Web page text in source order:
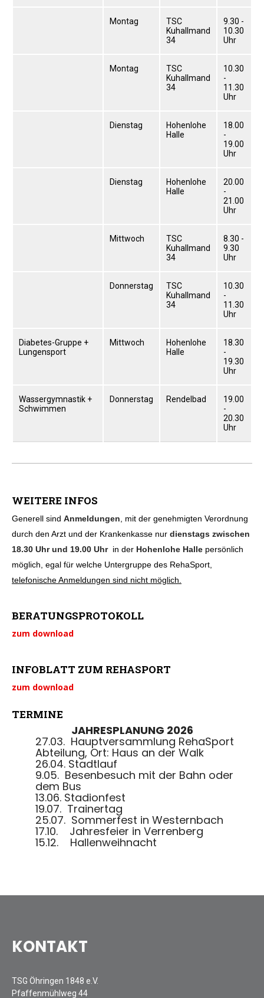
12. Kinder-Sport-Spiele 2024
Mitarbeiterfest 2023
Mitarbeiterfest 2022
Sommernachtsfest 2022
Sommernachtsfest 2019
10. Kinder-Sport-Spiele 2022
Sportabzeichenehrung 2021
Sportabzeichenehrung 2018
Mitarbeiterfest 2018
Seniorennachmittag 2018
9. Kinder-Sport-Spiele 2018
Öhringer Stadtlauf 2018
Archiv 2016
Archiv 2015
Montag
TSC
Kuhallmand
34
9.30 -
10.30
Uhr
Montag
TSC
Kuhallmand
34
10.30
-
11.30
Uhr
Dienstag
Hohenlohe
Halle
18.00
-
19.00
Uhr
Dienstag
Hohenlohe
Halle
20.00
-
21.00
Uhr
Mittwoch
TSC
Kuhallmand
34
8.30 -
9.30
Uhr
Donnerstag
TSC
Kuhallmand
34
10.30
-
11.30
Uhr
Diabetes-Gruppe +
Lungensport
Mittwoch
Hohenlohe
Halle
18.30
-
19.30
Uhr
Wassergymnastik +
Schwimmen
Donnerstag Rendelbad
19.00
-
20.30
Uhr
WEITERE INFOS
Generell sind Anmeldungen , mit der genehmigten Verordnung
durch den Arzt und der Krankenkasse nur dienstags zwischen
18.30 Uhr und 19.00 Uhrin der Hohenlohe Halle persönlich
möglich, egal für welche Untergruppe des RehaSport,
telefonische Anmeldungen sind nicht möglich.
BERATUNGSPROTOKOLL
zum download
INFOBLATT ZUM REHASPORT
zum download
TERMINE
JAHRESPLANUNG 2026
27.03. Hauptversammlung RehaSport
Abteilung, Ort: Haus an der Walk
26.04. Stadtlauf
9.05. Besenbesuch mit der Bahn oder
dem Bus
13.06. Stadionfest
19.07. Trainertag
25.07. Sommerfest in Westernbach
17.10. Jahresfeier in Verrenberg
15.12. Hallenweihnacht
KONTAKT
TSG Öhringen 1848 e.V.
Pfaffenmühlweg 44